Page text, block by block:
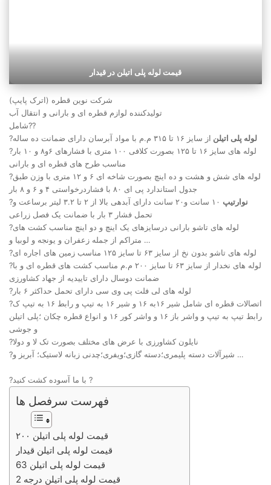
قیمت لوله پلی اتیلن در قیدار
شرکت نوین قطره (اترک پایپ)
تولیدکننده لوازم قطره ای و بارانی و انتقال آب
شامل??
?
لوله پلی اتیلن از سایز ۱۶ تا ۳۱۵ م.م با مواد آبرسان دارای ضمانت ده ساله
?لوله های سایز ۱۶ تا ۱۲۵ بصورت کلافی ۱۰۰ متری با فشارهای ۶و۸ و ۱۰ بار
مناسب طرح های قطره ای و بارانی
?لوله های شش و هشت و ده اینچ بصورت شاخه ای ۶ و ۱۲ متری با وزن طبق
جدول استاندارد پی ای ۸۰ با فشاردرخواستی ۴ و ۶ و ۸ بار
?
نوارتیپ
۱۰ سانت و۲۰ سانت دارای آبدهی بالا از ۲ تا ۳.۲ لیتر برساعت و
تحمل فشار ۳ بار با ضمانت یک فصل زراعی
?لوله های تاشو بارانی درسایزهای یک اینچ و دو اینچ مناسب کشت های
متراکم از جمله زعفران و یونجه و لوبیا و …
?لوله های تاشو بدون نخ از سایز ۶۳ تا سایز ۱۲۵ مناسب زمین های اجاره ای
?لوله های نخدار از سایز ۶۳ تا سایز ۲۰۰ م.م مناسب کشت های قطره ای و با
ضمانت دوسال دارای تاییدیه از جهاد کشاورزی
?لوله های لی فلت پی وی سی دارای تحمل حداکثر ۶ بار
?اتصالات قطره ای شامل شیر ۱۶به ۱۶ و شیر ۱۶ به تیپ و رابط ۱۶ به تیپ ک
رابط تیپ به تیپ و واشر باز ۱۶ و واشر کور ۱۶ و انواع قطره چکان ؛پلی اتیلن
و جوشی
?نایلون کشاورزی با عرض های مختلف بصورت تک لا و دولا
?شیرآلات دسته پلیمری؛دسته گازی؛ویفری؛چدنی زبانه لاستیک؛ آبریز و …
?با ما آسوده کشت کنید ?
فهرست سرفصل ها
قیمت لوله پلی اتیلن ۲۰۰
قیمت لوله پلی اتیلن قیدار
قیمت لوله پلی اتیلن 63
قیمت لوله پلی اتیلن درجه 2